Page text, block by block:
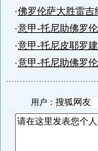
·佛罗伦萨大胜雷
·意甲-托尼助佛罗
·意甲-托尼皮耶罗
·意甲-托尼助佛罗
用户：